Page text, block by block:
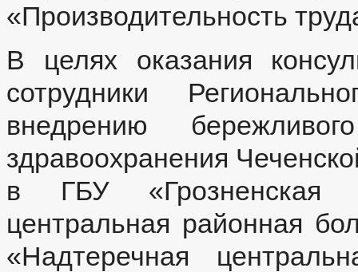
«Производительность
В целях оказания
сотрудники
внедрению
здравоохранения
в ГБУ «Грозненская
центральная районная
«Надтеречная